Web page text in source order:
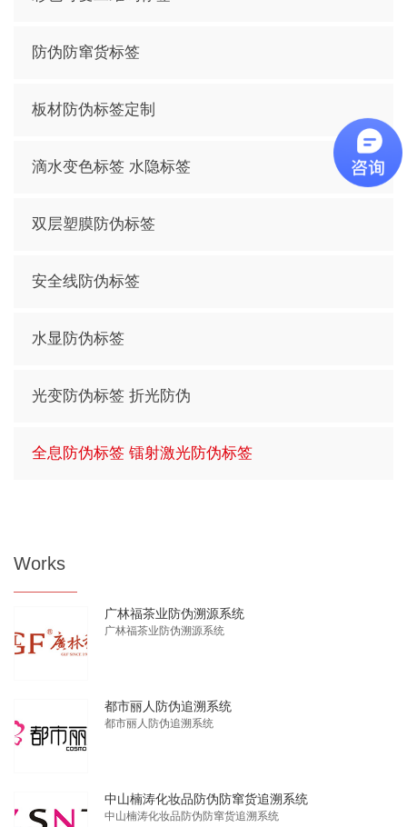
防伪防窜货标签
板材防伪标签定制
滴水变色标签 水隐标签
双层塑膜防伪标签
安全线防伪标签
水显防伪标签
光变防伪标签 折光防伪
全息防伪标签 镭射激光防伪标签
Works
广林福茶业防伪溯源系统
广林福茶业防伪溯源系统
都市丽人防伪追溯系统
都市丽人防伪追溯系统
中山楠涛化妆品防伪防窜货追溯系统
中山楠涛化妆品防伪防窜货追溯系统